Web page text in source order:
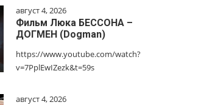
август 4, 2026
Фильм Люка БЕССОНА –
ДОГМЕН (Dogman)
https://www.youtube.com/watch?
v=7PplEwIZezk&t=59s
август 4, 2026